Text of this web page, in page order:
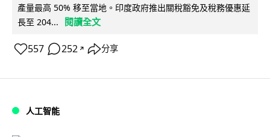
產量最高 50% 移至當地。印度政府推出關稅豁免及稅務優惠延
長至 204...
閱讀全文
557 252 ↗ 分享
人工智能